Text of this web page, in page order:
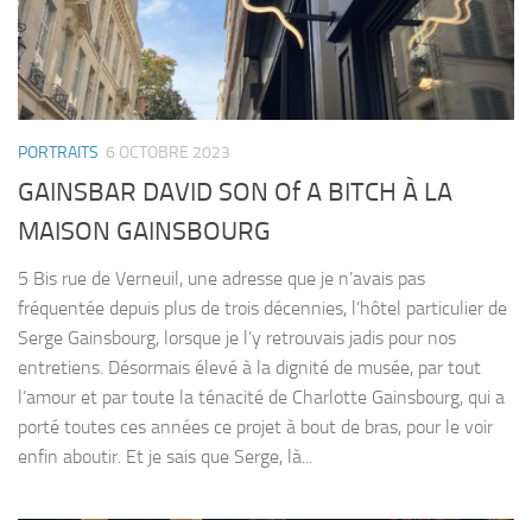
PORTRAITS 6 OCTOBRE 2023
GAINSBAR DAVID SON Of A BITCH À LA
MAISON GAINSBOURG
5 Bis rue de Verneuil, une adresse que je n’avais pas
fréquentée depuis plus de trois décennies, l’hôtel particulier de
Serge Gainsbourg, lorsque je l’y retrouvais jadis pour nos
entretiens. Désormais élevé à la dignité de musée, par tout
l’amour et par toute la ténacité de Charlotte Gainsbourg, qui a
porté toutes ces années ce projet à bout de bras, pour le voir
enfin aboutir. Et je sais que Serge, là...